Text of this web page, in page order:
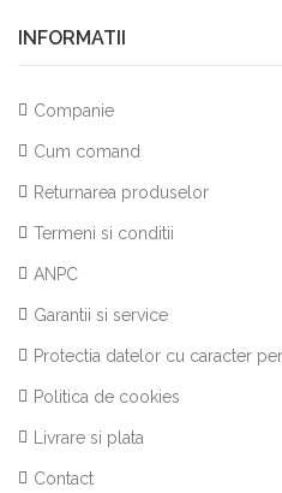
INFORMATII
Companie
Cum comand
Returnarea produselor
Termeni si conditii
ANPC
Garantii si service
Protectia datelor cu caracter
Politica de cookies
Livrare si plata
Contact